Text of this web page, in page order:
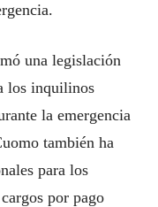
una legislación
los inquilinos
la emergencia
también ha
para los
por pago